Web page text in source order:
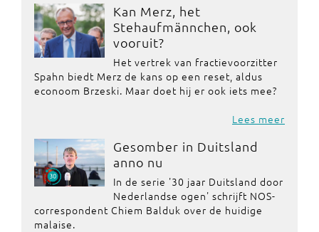
Kan Merz, het
Stehaufmännchen, ook
vooruit?
Het vertrek van fractievoorzitter
Spahn biedt Merz de kans op een reset, aldus
econoom Brzeski. Maar doet hij er ook iets mee?
Lees meer
Gesomber in Duitsland
anno nu
In de serie '30 jaar Duitsland door
Nederlandse ogen' schrijft NOS-
correspondent Chiem Balduk over de huidige
malaise.